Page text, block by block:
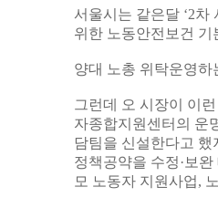
서울시는 같은달 ‘2차
위한 노동안전보건 기
양대 노총 위탁운영하
그런데 오 시장이 이
자종합지원센터의 운
담팀을 신설한다고
정책공약을 수정·보
모 노동자 지원사업,